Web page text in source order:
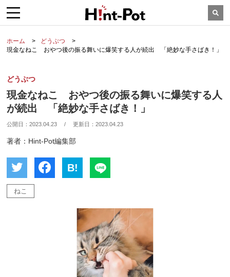
ホーム
どうぶつ
現金なねこ おやつ後の振る舞いに爆笑する人が続出 「絶妙な手さばき！」
どうぶつ
現金なねこ おやつ後の振る舞いに爆笑する人
が続出 「絶妙な手さばき！」
公開日：2023.04.23 / 更新日：2023.04.23
著者：Hint-Pot編集部
B!
ねこ